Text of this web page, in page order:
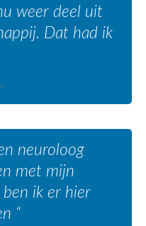
weer deel uit
Dat had ik
neuroloog
met mijn
ik er hier
“